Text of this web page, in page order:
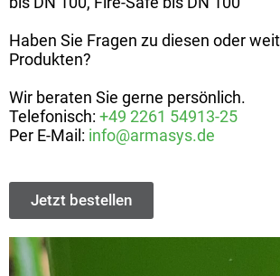
Haben Sie Fragen zu diesen oder
Produkten?
Wir beraten Sie gerne persönlich.
Telefonisch: +49 2261 54913-25
Per E-Mail: info@armasys.de
Jetzt bestellen